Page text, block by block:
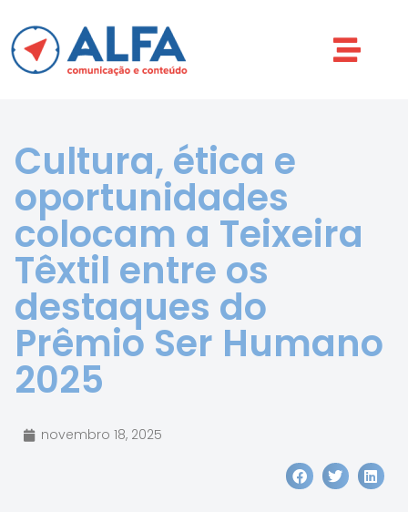
Cultura, ética e
oportunidades
colocam a Teixeira
Têxtil entre os
destaques do
Prêmio Ser Humano
2025
novembro 18, 2025